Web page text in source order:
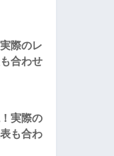
際のレ
合わせ
実際の
も合わ